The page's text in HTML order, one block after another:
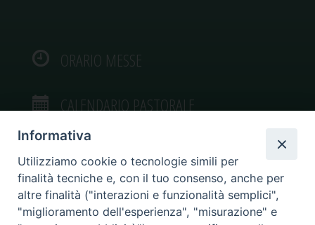
ORARIO MESSE
CALENDARIO PASTORALE
VIDEOGALLERY
Informativa
Utilizziamo cookie o tecnologie simili per
finalità tecniche e, con il tuo consenso, anche per
altre finalità ("interazioni e funzionalità semplici",
"miglioramento dell'esperienza", "misurazione" e